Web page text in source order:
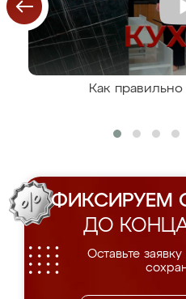
Как
ФИКСИРУЕМ
ДО
Оставьте